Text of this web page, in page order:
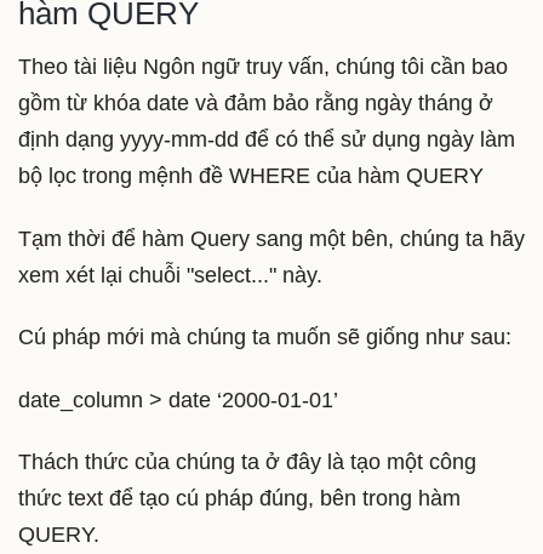
hàm QUERY
Theo tài liệu Ngôn ngữ truy vấn, chúng tôi cần bao
gồm từ khóa date và đảm bảo rằng ngày tháng ở
định dạng yyyy-mm-dd để có thể sử dụng ngày làm
bộ lọc trong mệnh đề WHERE của hàm QUERY
Tạm thời để hàm Query sang một bên, chúng ta hãy
xem xét lại chuỗi "select..." này.
Cú pháp mới mà chúng ta muốn sẽ giống như sau:
date_column > date ‘2000-01-01’
Thách thức của chúng ta ở đây là tạo một công
thức text để tạo cú pháp đúng, bên trong hàm
QUERY.